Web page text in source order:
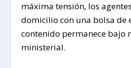
máxima tensión, los
domicilio con una bolsa de
contenido permanece bajo
ministerial.